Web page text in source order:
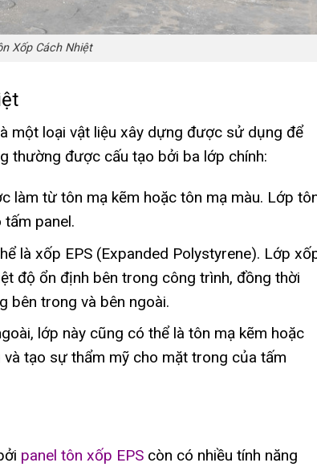
Xốp Cách Nhiệt
một loại vật liệu xây dựng được sử dụng để
thường được cấu tạo bởi ba lớp chính:
làm từ tôn mạ kẽm hoặc tôn mạ màu. Lớp
panel.
là xốp EPS (Expanded Polystyrene). Lớp
độ ổn định bên trong công trình, đồng thời
bên trong và bên ngoài.
lớp này cũng có thể là tôn mạ kẽm hoặc
tạo sự thẩm mỹ cho mặt trong của tấm
panel tôn xốp EPS còn có nhiều tính năng